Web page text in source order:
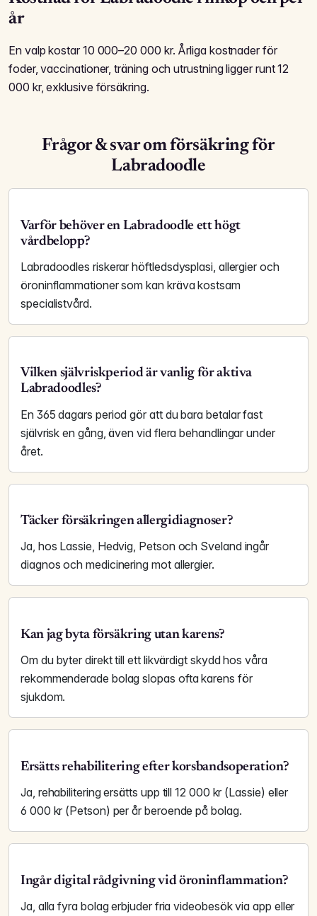
år
En valp kostar 10 000–20 000 kr. Årliga kostnader för
foder, vaccinationer, träning och utrustning ligger runt 12
000 kr, exklusive försäkring.
Frågor & svar om försäkring för
Labradoodle
Varför behöver en Labradoodle ett högt
vårdbelopp?
Labradoodles riskerar höftledsdysplasi, allergier och
öroninflammationer som kan kräva kostsam
specialistvård.
Vilken självriskperiod är vanlig för aktiva
Labradoodles?
En 365 dagars period gör att du bara betalar fast
självrisk en gång, även vid flera behandlingar under
året.
Täcker försäkringen allergidiagnoser?
Ja, hos Lassie, Hedvig, Petson och Sveland ingår
diagnos och medicinering mot allergier.
Kan jag byta försäkring utan karens?
Om du byter direkt till ett likvärdigt skydd hos våra
rekommenderade bolag slopas ofta karens för
sjukdom.
Ersätts rehabilitering efter korsbandsoperation?
Ja, rehabilitering ersätts upp till 12 000 kr (Lassie) eller
6 000 kr (Petson) per år beroende på bolag.
Ingår digital rådgivning vid öroninflammation?
Ja, alla fyra bolag erbjuder fria videobesök via app eller